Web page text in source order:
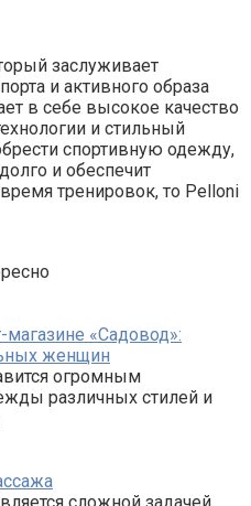
заслуживает
и активного образа
в себе высокое качество
и стильный
спортивную одежду,
и обеспечит
тренировок, то Pelloni
«Садовод»:
женщин
огромным
различных стилей и